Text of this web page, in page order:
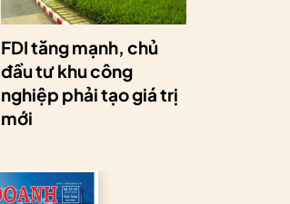
FDI tăng mạnh, chủ
đầu tư khu công
nghiệp phải tạo giá trị
mới